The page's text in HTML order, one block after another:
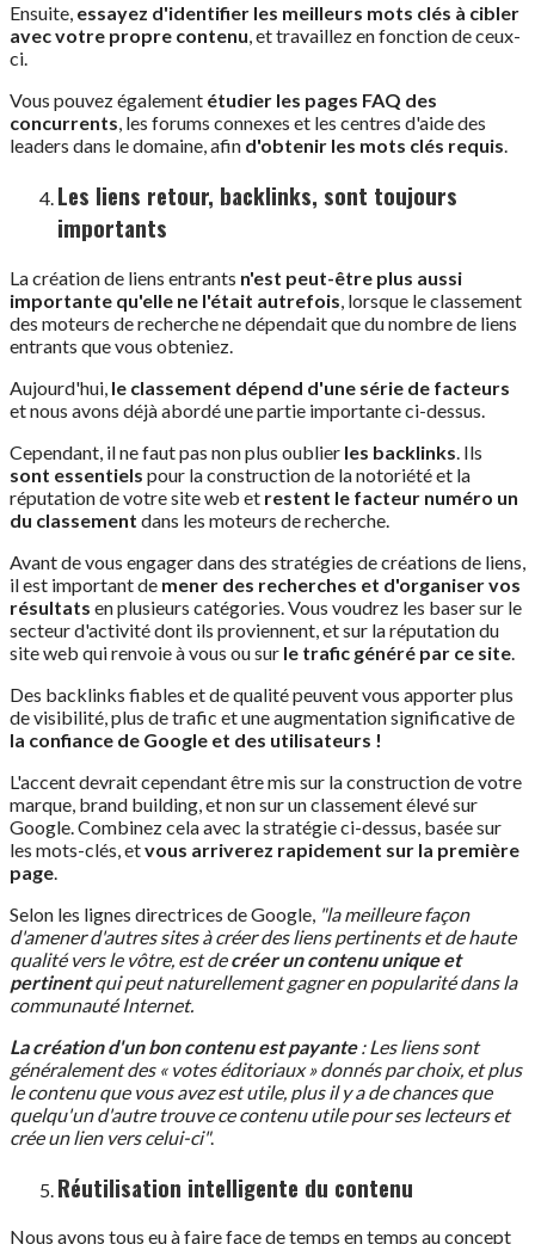
Ensuite, essayez d'identifier les meilleurs mots clés à cibler
avec votre propre contenu, et travaillez en fonction de ceux-
ci.
Vous pouvez également étudier les pages FAQ des
concurrents, les forums connexes et les centres d'aide des
leaders dans le domaine, afin d'obtenir les mots clés requis.
Les liens retour, backlinks, sont toujours
importants
La création de liens entrants n'est peut-être plus aussi
importante qu'elle ne l'était autrefois, lorsque le classement
des moteurs de recherche ne dépendait que du nombre de liens
entrants que vous obteniez.
Aujourd'hui, le classement dépend d'une série de facteurs
et nous avons déjà abordé une partie importante ci-dessus.
Cependant, il ne faut pas non plus oublier les backlinks. Ils
sont essentiels pour la construction de la notoriété et la
réputation de votre site web et restent le facteur numéro un
du classement dans les moteurs de recherche.
Avant de vous engager dans des stratégies de créations de liens,
il est important de mener des recherches et d'organiser vos
résultats en plusieurs catégories. Vous voudrez les baser sur le
secteur d'activité dont ils proviennent, et sur la réputation du
site web qui renvoie à vous ou sur le trafic généré par ce site.
Des backlinks fiables et de qualité peuvent vous apporter plus
de visibilité, plus de trafic et une augmentation significative de
la confiance de Google et des utilisateurs !
L'accent devrait cependant être mis sur la construction de votre
marque, brand building, et non sur un classement élevé sur
Google. Combinez cela avec la stratégie ci-dessus, basée sur
les mots-clés, etvous arriverez rapidement sur la première
page.
Selon les lignes directrices de Google, "la meilleure façon
d'amener d'autres sites à créer des liens pertinents et de haute
qualité vers le vôtre, est decréer un contenu unique et
pertinentqui peut naturellement gagner en popularité dans la
communauté Internet.
La création d'un bon contenu est payante: Les liens sont
généralement des « votes éditoriaux » donnés par choix, et plus
le contenu que vous avez est utile, plus il y a de chances que
quelqu'un d'autre trouve ce contenu utile pour ses lecteurs et
crée un lien vers celui-ci".
Réutilisation intelligente du contenu
Nous avons tous eu à faire face de temps en temps au concept